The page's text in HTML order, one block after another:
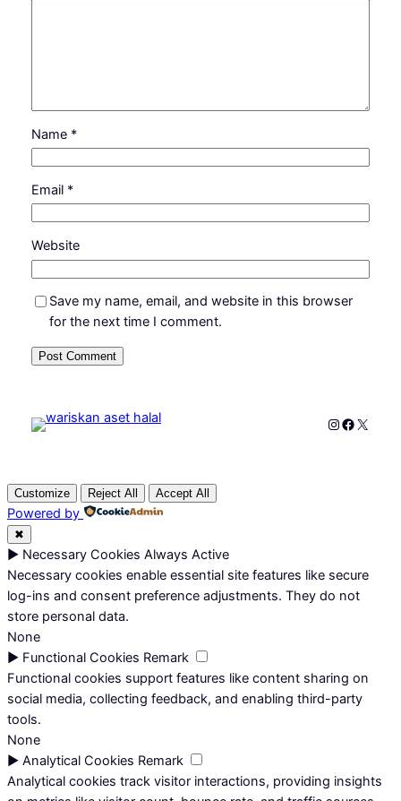
Name *
Email *
Website
Save my name, email, and website in this browser
for the next time I comment.
Instagram
X
Customize Reject All Accept All
Powered by
✖
► Necessary Cookies Always Active
Necessary cookies enable essential site features like secure
log-ins and consent preference adjustments. They do not
store personal data.
None
► Functional Cookies Remark
Functional cookies support features like content sharing on
social media, collecting feedback, and enabling third-party
tools.
None
► Analytical Cookies Remark
Analytical cookies track visitor interactions, providing insights